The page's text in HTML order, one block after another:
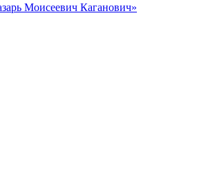
Моисеевич Каганович»